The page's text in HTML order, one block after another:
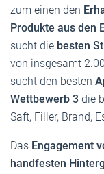
zum einen den
Produkte aus den
sucht die besten
von insgesamt
sucht den besten
Wettbewerb 3 die
Saft, Filler, Brand,
Das Engagement
handfesten